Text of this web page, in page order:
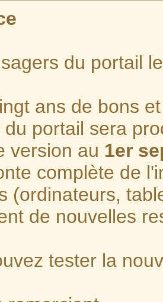
du portail
ans de bons
du portail sera
version au 1er
complète de
(ordinateurs,
de nouvelles
tester la